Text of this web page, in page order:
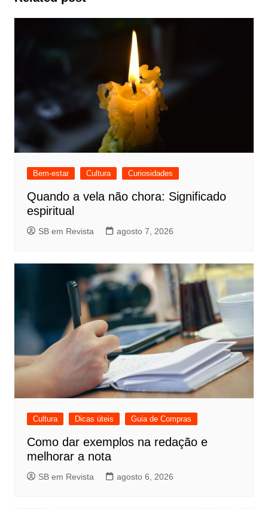
Bem-estar Cultura Curiosidades
Quando a vela não chora: Significado
espiritual
SB em Revista agosto 7, 2026
Cultura Dicas úteis Guia de Compras
Como dar exemplos na redação e
melhorar a nota
SB em Revista agosto 6, 2026